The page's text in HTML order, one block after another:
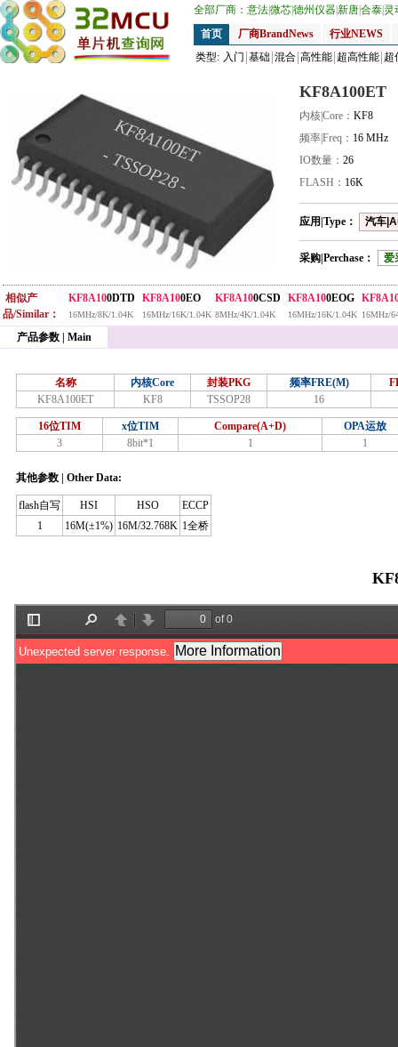
全部厂商： 意法微芯德州仪器新唐合泰 灵
首页
厂商BrandNews
行业NEWS
类型: 入门 基础 混合 高性能 超高性能 超
KF8A100ET
- TSSOP28 -
KF8A100ET
内核|Core： KF8
频率|Freq： 16 MHz
IO数量： 26
FLASH： 16K
应用|Type： 汽车
采购|Perchase： 爱
相似产
品/Similar：
KF8A100DTD
16MHz/8K/1.04K
KF8A100EO
16MHz/16K/1.04K
KF8A100CSD
8MHz/4K/1.04K
KF8A100EOG
16MHz/16K/1.04K 16MHz/
产品参数 | Main
名称 内核Core 封装PKG 频率FRE(M)
KF8A100ET
KF8 TSSOP28 16
16位TIM x位TIM Compare(A+D)
OPA运放
3
8bit*1 1 1
其他参数 | Other Data:
flash自写 HSI HSO
ECCP
1
16M(±1%) 16M/32.768K 1全桥